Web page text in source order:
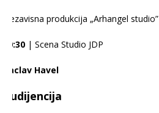
Nezavisna produkcija „Arhangel studio”
20:30 | Scena Studio JDP
Vaclav Havel
Audijencija